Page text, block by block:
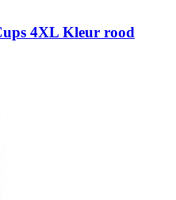
4XL Kleur rood